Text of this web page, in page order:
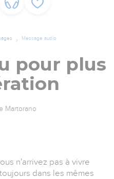
Message audio
pour plus
Martorano
n'arrivez pas à vivre
dans les mêmes